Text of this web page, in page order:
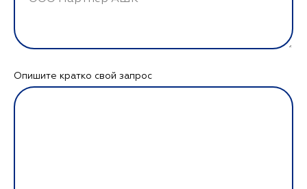
Опишите кратко свой запрос